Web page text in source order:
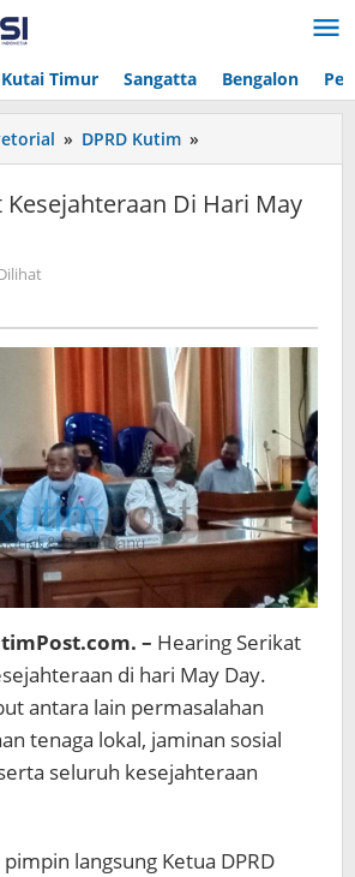
Kutai Timur Sangatta Bengalon
» DPRD Kutim »
Tuntut
Di
Di Hari May
– Hearing Serikat
di hari May Day.
antara lain permasalahan
tenaga lokal, jaminan sosial
seluruh kesejahteraan
langsung Ketua DPRD